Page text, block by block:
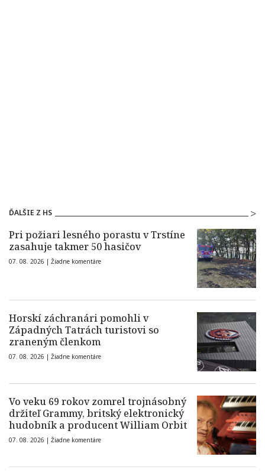
ĎALŠIE Z HS
Pri požiari lesného porastu v Trstíne
zasahuje takmer 50 hasičov
07. 08. 2026 | Žiadne komentáre
Horskí záchranári pomohli v
Západných Tatrách turistovi so
zraneným členkom
07. 08. 2026 | Žiadne komentáre
Vo veku 69 rokov zomrel trojnásobný
držiteľ Grammy, britský elektronický
hudobník a producent William Orbit
07. 08. 2026 | Žiadne komentáre